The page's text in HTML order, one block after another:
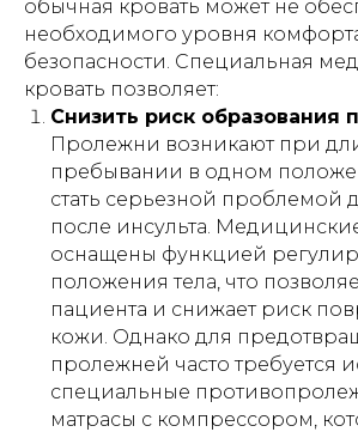
обычная кровать может не
необходимого уровня
безопасности. Специальная
кровать позволяет:
Снизить риск образования
Пролежни возникают при
пребывании в одном
стать серьезной проблемой
после инсульта.
оснащены функцией
положения тела, что
пациента и снижает риск
кожи. Однако для
пролежней часто требуется
специальные
матрасы с компрессором,